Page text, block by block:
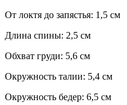
От локтя до запястья: 1,5 см
Длина спины: 2,5 см
Обхват груди: 5,6 см
Окружность талии: 5,4 см
Окружность бедер: 6,5 см